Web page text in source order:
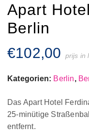
Apart
Berlin
€102,00 prijs in
Kategorien: Berlin,
Das Apart Hotel
25-minütige
entfernt.